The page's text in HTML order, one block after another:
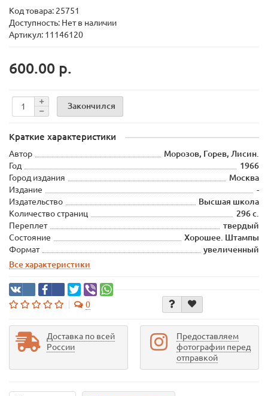
Код товара: 25751
Доступность: Нет в наличии
Артикул: 11146120
600.00 р.
Закончился
Краткие характеристики
Автор
Морозов, Горев, Лисин.
Год
1966
Город издания
Москва
Издание
-
Издательство
Высшая школа
Количество страниц
296 с.
Переплет
твердый
Состояние
Хорошее. Штампы
Формат
увеличенный
Все характеристики
0
Доставка по всей
России
Предоставляем
фотографии перед
отправкой